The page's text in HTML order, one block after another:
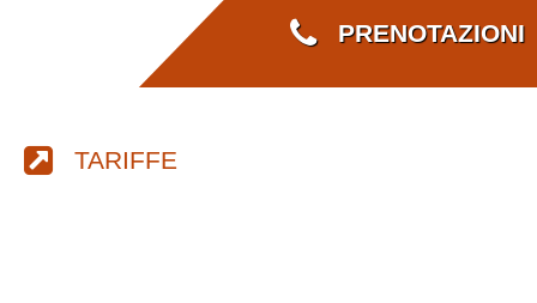
PRENOTAZIONI
TARIFFE